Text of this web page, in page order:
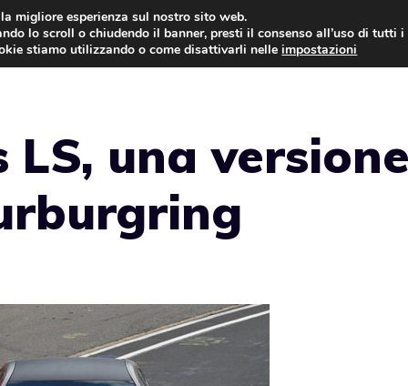
AUTO NEWS
LS, una
migliore esperienza sul nostro sito web.
lo scroll o chiudendo il banner, presti il consenso all’uso di tutti
stiamo utilizzando o come disattivarli nelleimpostazioni